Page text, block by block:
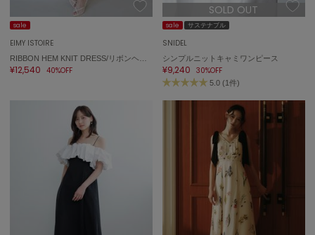
sale
EIMY ISTOIRE
¥12,540 40%OFF
SOLD OUT
sale サステナブル
SNIDEL
シンプルニットキャミワンピース
¥9,240 30%OFF
5.0 (1件)